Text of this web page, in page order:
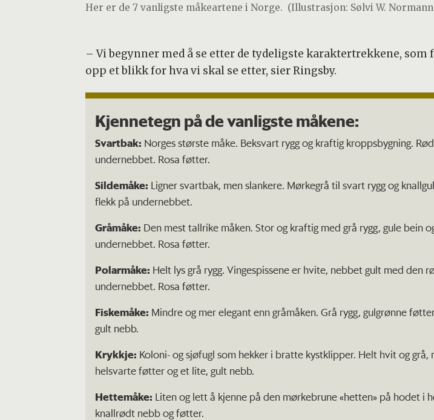
Her er de 7 vanligste måkeartene i Norge. (Illustrasjon: Sølvi W.
– Vi begynner med å se etter de tydeligste karaktertrekkene,
opp et blikk for hva vi skal se etter, sier Ringsby.
Kjennetegn på de vanligste måkene:
Svartbak: Norges største måke. Beksvart rygg og kraftig kroppsbygning.
undernebbet. Rosa føtter.
Sildemåke: Ligner svartbak, men slankere. Mørkegrå til svart rygg og
flekk på undernebbet.
Gråmåke: Den mest tallrike måken. Stor og kraftig med grå rygg, gule bein
undernebbet. Rosa føtter.
Polarmåke: Helt lys grå rygg. Vingespissene er hvite, nebbet gult med den
undernebbet. Rosa føtter.
Fiskemåke: Mindre og mer elegant enn gråmåken. Grå rygg, gulgrønne
gult nebb.
Krykkje: Koloni- og sjøfugl som hekker i bratte kystklipper. Helt hvit og grå,
helsvarte føtter og et lite, gult nebb.
Hettemåke: Liten og lett å kjenne på den mørkebrune «hetten» på hodet i
knallrødt nebb og føtter.